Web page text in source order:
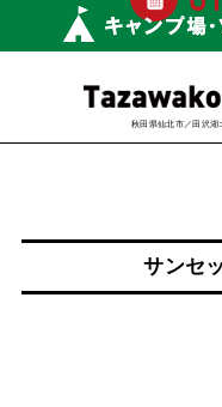
秋田県仙北市／田沢湖
サンセ